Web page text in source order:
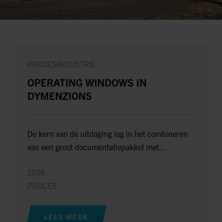
PROCESINDUSTRIE
OPERATING WINDOWS IN
DYMENZIONS
De kern van de uitdaging lag in het combineren
van een groot documentatiepakket met...
2026
PROCES
LEES MEER